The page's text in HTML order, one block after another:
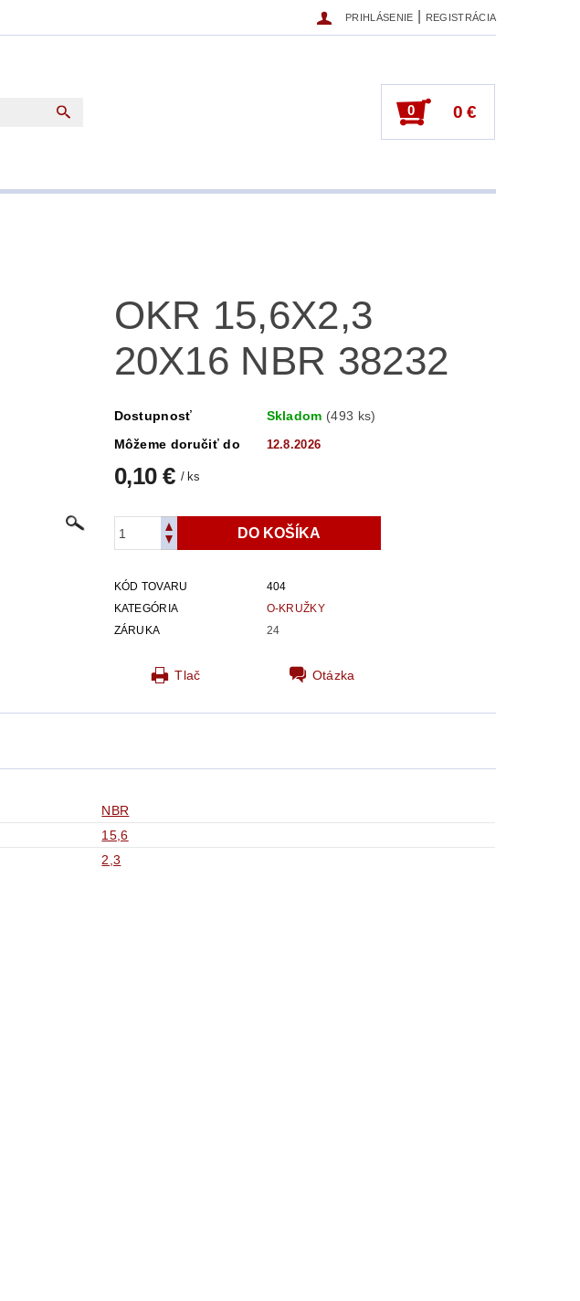
PRIHLÁSENIE REGISTRÁCIA
0 0 €
OKR 15,6X2,3
20X16 NBR 38232
Dostupnosť Skladom (493 ks)
Môžeme doručiť do
12.8.2026
0,10 €/ ks
KÓD TOVARU
404
KATEGÓRIA
O-KRUŽKY
ZÁRUKA
24
Tlač Otázka
NBR
15,6
2,3